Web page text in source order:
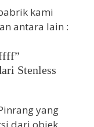
kami
antara lain :
Stenless
yang
dari objek